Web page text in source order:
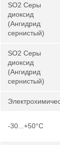
SO2 Серы
диоксид
(Ангидрид
сернистый)
SO2 Серы
диоксид
(Ангидрид
сернистый)
-30...+50°С